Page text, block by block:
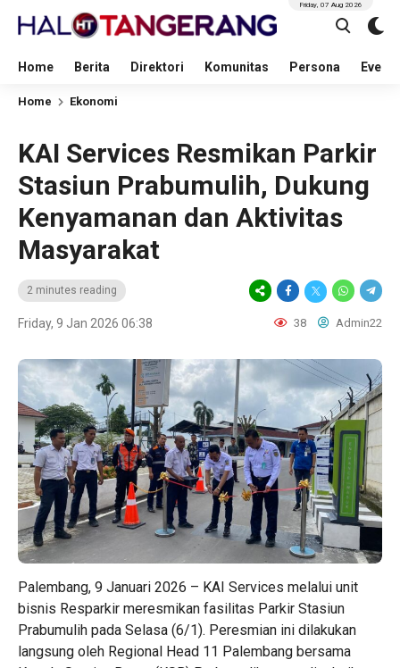
Home Berita Direktori Komunitas Persona Event
Friday, 07 Aug 2026
Home Ekonomi
KAI Services Resmikan Parkir
Stasiun Prabumulih, Dukung
Kenyamanan dan Aktivitas
Masyarakat
2 minutes reading
Friday, 9 Jan 2026 06:38 38 Admin22
Palembang, 9 Januari 2026 – KAI Services melalui unit
bisnis Resparkir meresmikan fasilitas Parkir Stasiun
Prabumulih pada Selasa (6/1). Peresmian ini dilakukan
langsung oleh Regional Head 11 Palembang bersama